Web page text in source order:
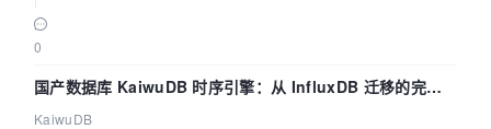
0
国产数据库 KaiwuDB 时序引擎：从 InfluxDB 迁移的完整
技术路径
KaiwuDB